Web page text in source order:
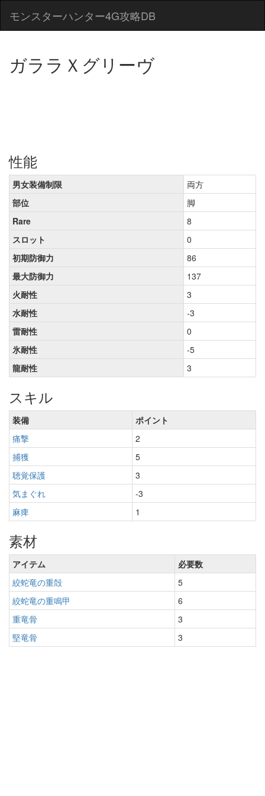
モンスターハンター4G攻略DB
ガララＸグリーヴ
性能
男女装備制限
両方
部位
脚
Rare
8
スロット
0
初期防御力
86
最大防御力
137
火耐性
3
水耐性
-3
雷耐性
0
氷耐性
-5
龍耐性
3
スキル
装備
ポイント
痛撃
2
捕獲
5
聴覚保護
3
気まぐれ
-3
麻痺
1
素材
アイテム
必要数
絞蛇竜の重殻
5
絞蛇竜の重鳴甲
6
重竜骨
3
堅竜骨
3